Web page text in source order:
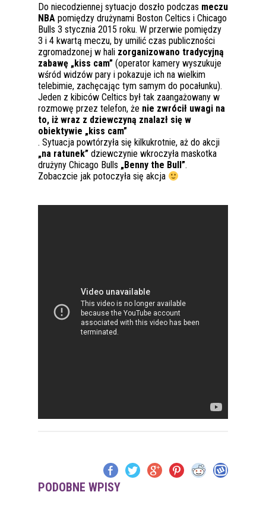
Do niecodziennej sytuacjo doszło podczas meczu
NBA pomiędzy drużynami Boston Celtics i Chicago
Bulls 3 stycznia 2015 roku. W przerwie pomiędzy
3 i 4 kwartą meczu, by umilić czas publiczności
zgromadzonej w hali zorganizowano tradycyjną
zabawę „kiss cam” (operator kamery wyszukuje
wśród widzów pary i pokazuje ich na wielkim
telebimie, zachęcając tym samym do pocałunku).
Jeden z kibiców Celtics był tak zaangażowany w
rozmowę przez telefon, że nie zwrócił uwagi na
to, iż wraz z dziewczyną znalazł się w
obiektywie „kiss cam”
. Sytuacja powtórzyła się kilkukrotnie, aż do akcji
„na ratunek” dziewczynie wkroczyła maskotka
drużyny Chicago Bulls „Benny the Bull”.
Zobaczcie jak potoczyła się akcja
PODOBNE WPISY